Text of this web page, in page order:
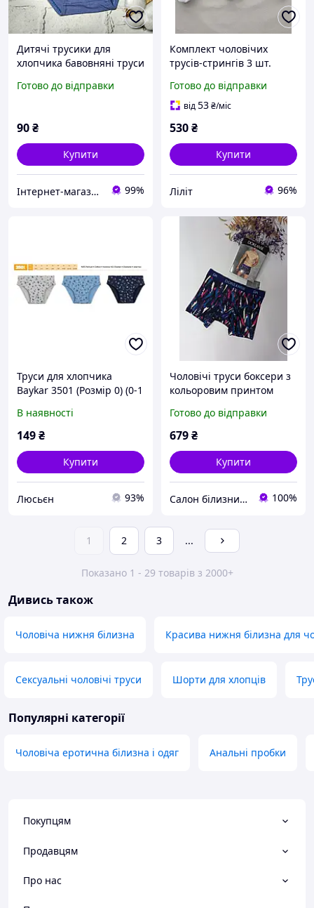
Дитячі трусики для
хлопчика бавовняні труси
см 6-7 років Машинка
Готово до відправки
90₴
Купити
Інтернет-магазин EASY CHOICE - подарунки, декор для свят 99%
Комплект чоловічих
трусів-стрингів 3 шт.
Готово до відправки
від53₴/міс
530₴
Купити
Ліліт 96%
Труси для хлопчика
Baykar 3501 (Розмір 0) (0-1
В наявності
149₴
Купити
Люсьєн 93%
Чоловічі труси боксери з
кольоровим принтом
доренс
Готово до відправки
679₴
Купити
Салон білизни "Спокуса" 100%
1 2 3 ...
Показано 1 - 29 товарів з 2000+
Дивись також
Чоловіча нижня білизна Красива нижня білизна для
Сексуальні чоловічі труси Шорти для хлопців
Популярні категорії
Чоловіча еротична білизна і одяг Анальні пробки
Покупцям
Продавцям
Про нас